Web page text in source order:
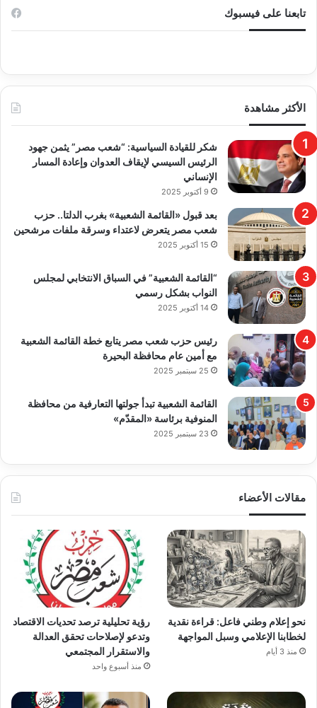
تابعنا على فيسبوك
الأكثر مشاهدة
​شكر للقيادة السياسية: “شعب مصر” يثمن جهود
الرئيس السيسي لإيقاف العدوان وإعادة المسار
الإنساني
9 أكتوبر 2025
بعد قبول «القائمة الشعبية» بغرب الدلتا.. حزب
شعب مصر يتعرض لاعتداء وسرقة ملفات مرشحين
15 أكتوبر 2025
“القائمة الشعبية” في السباق الانتخابي لمجلس
النواب بشكل رسمي
14 أكتوبر 2025
رئيس حزب شعب مصر يتابع خطة القائمة الشعبية
مع أمين عام محافظة البحيرة
25 سبتمبر 2025
القائمة الشعبية تبدأ جولتها التعارفية من محافظة
المنوفية برئاسة «المقدّم»
23 سبتمبر 2025
مقالات الأعضاء
نحو إعلام وطني فاعل: قراءة نقدية
لخطابنا الإعلامي وسبل المواجهة
منذ 3 أيام
رؤية تحليلية ترصد تحديات الاقتصاد
وتدعو لإصلاحات تحقق العدالة
والاستقرار المجتمعي
منذ أسبوع واحد